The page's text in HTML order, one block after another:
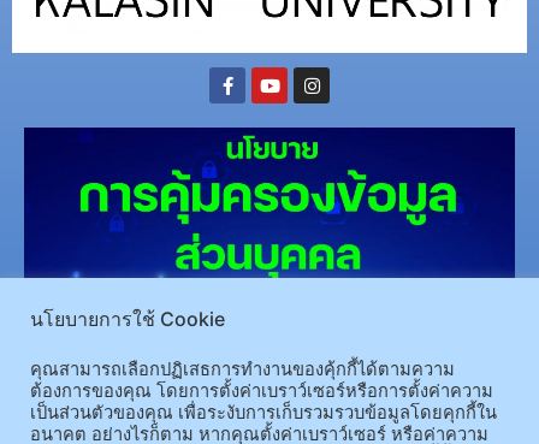
043-602-044
(อ.เมือง)62/1 ถ.เกษตรสมบูรณ์ ต.กาฬสินธุ์ อ.เมือง จ.กาฬสินธุ์ 46000โทรศัพท์ 043-811128 08-
64584360 โทรสาร 043-813070
นโยบายการใช้ Cookie
คุณสามารถเลือกปฏิเสธการทำงานของคุ้กกี้ได้ตามความ
ต้องการของคุณ โดยการตั้งค่าเบราว์เซอร์หรือการตั้งค่าความ
เป็นส่วนตัวของคุณ เพื่อระงับการเก็บรวมรวบข้อมูลโดยคุกกี้ใน
อนาคต อย่างไรก็ตาม หากคุณตั้งค่าเบราว์เซอร์ หรือค่าความ